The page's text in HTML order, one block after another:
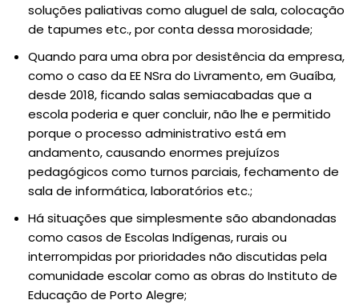
soluções paliativas como aluguel de sala, colocação
de tapumes etc., por conta dessa morosidade;
Quando para uma obra por desistência da empresa,
como o caso da EE NSra do Livramento, em Guaíba,
desde 2018, ficando salas semiacabadas que a
escola poderia e quer concluir, não lhe e permitido
porque o processo administrativo está em
andamento, causando enormes prejuízos
pedagógicos como turnos parciais, fechamento de
sala de informática, laboratórios etc.;
Há situações que simplesmente são abandonadas
como casos de Escolas Indígenas, rurais ou
interrompidas por prioridades não discutidas pela
comunidade escolar como as obras do Instituto de
Educação de Porto Alegre;